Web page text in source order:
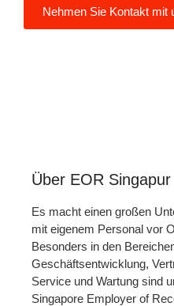
Nehmen Sie Kontakt mit
Über EOR Singapur
Es macht einen großen
mit eigenem Personal vor
Besonders in den
Geschäftsentwicklung,
Service und Wartung sind
Singapore Employer of